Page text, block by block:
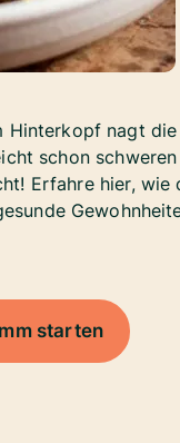
nagt die
schon
Erfahre hier, wie
starten